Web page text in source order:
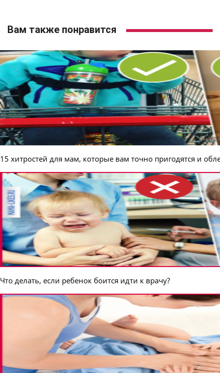
Вам также понравится
15 хитростей для мам, которые вам точно пригодятся и
Что делать, если ребенок боится идти к врачу?